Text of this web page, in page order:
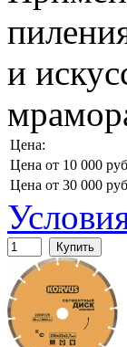
и
Цена:
Цена от 10 000
Цена от 30 000
Купить